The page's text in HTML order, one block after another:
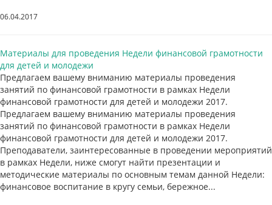
06.04.2017
Материалы для проведения Недели финансовой грамотности
для детей и молодежи
Предлагаем вашему вниманию материалы проведения
занятий по финансовой грамотности в рамках Недели
финансовой грамотности для детей и молодежи 2017.
Предлагаем вашему вниманию материалы проведения
занятий по финансовой грамотности в рамках Недели
финансовой грамотности для детей и молодежи 2017.
Преподаватели, заинтересованные в проведении мероприятий
в рамках Недели, ниже смогут найти презентации и
методические материалы по основным темам данной Недели:
финансовое воспитание в кругу семьи, бережное...